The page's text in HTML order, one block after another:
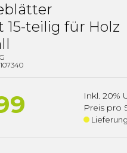
15-teilig für Holz
Inkl. 20%
Preis pro